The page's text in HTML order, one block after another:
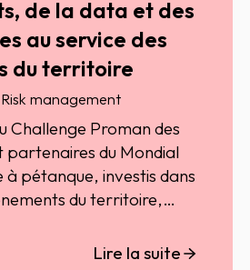
Ils
cette
permet aux directions
Credit Managers
de transformer
en actions concrètes
la
poste client.
de la data et des
au service des
du territoire
Risk management
Challenge Proman des
partenaires du Mondial
à pétanque, investis dans
du territoire,
PACA, Corse) des
Lire la suite